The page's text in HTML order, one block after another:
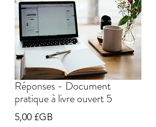
Réponses - Document
pratique à livre ouvert 5
5,00 £GB